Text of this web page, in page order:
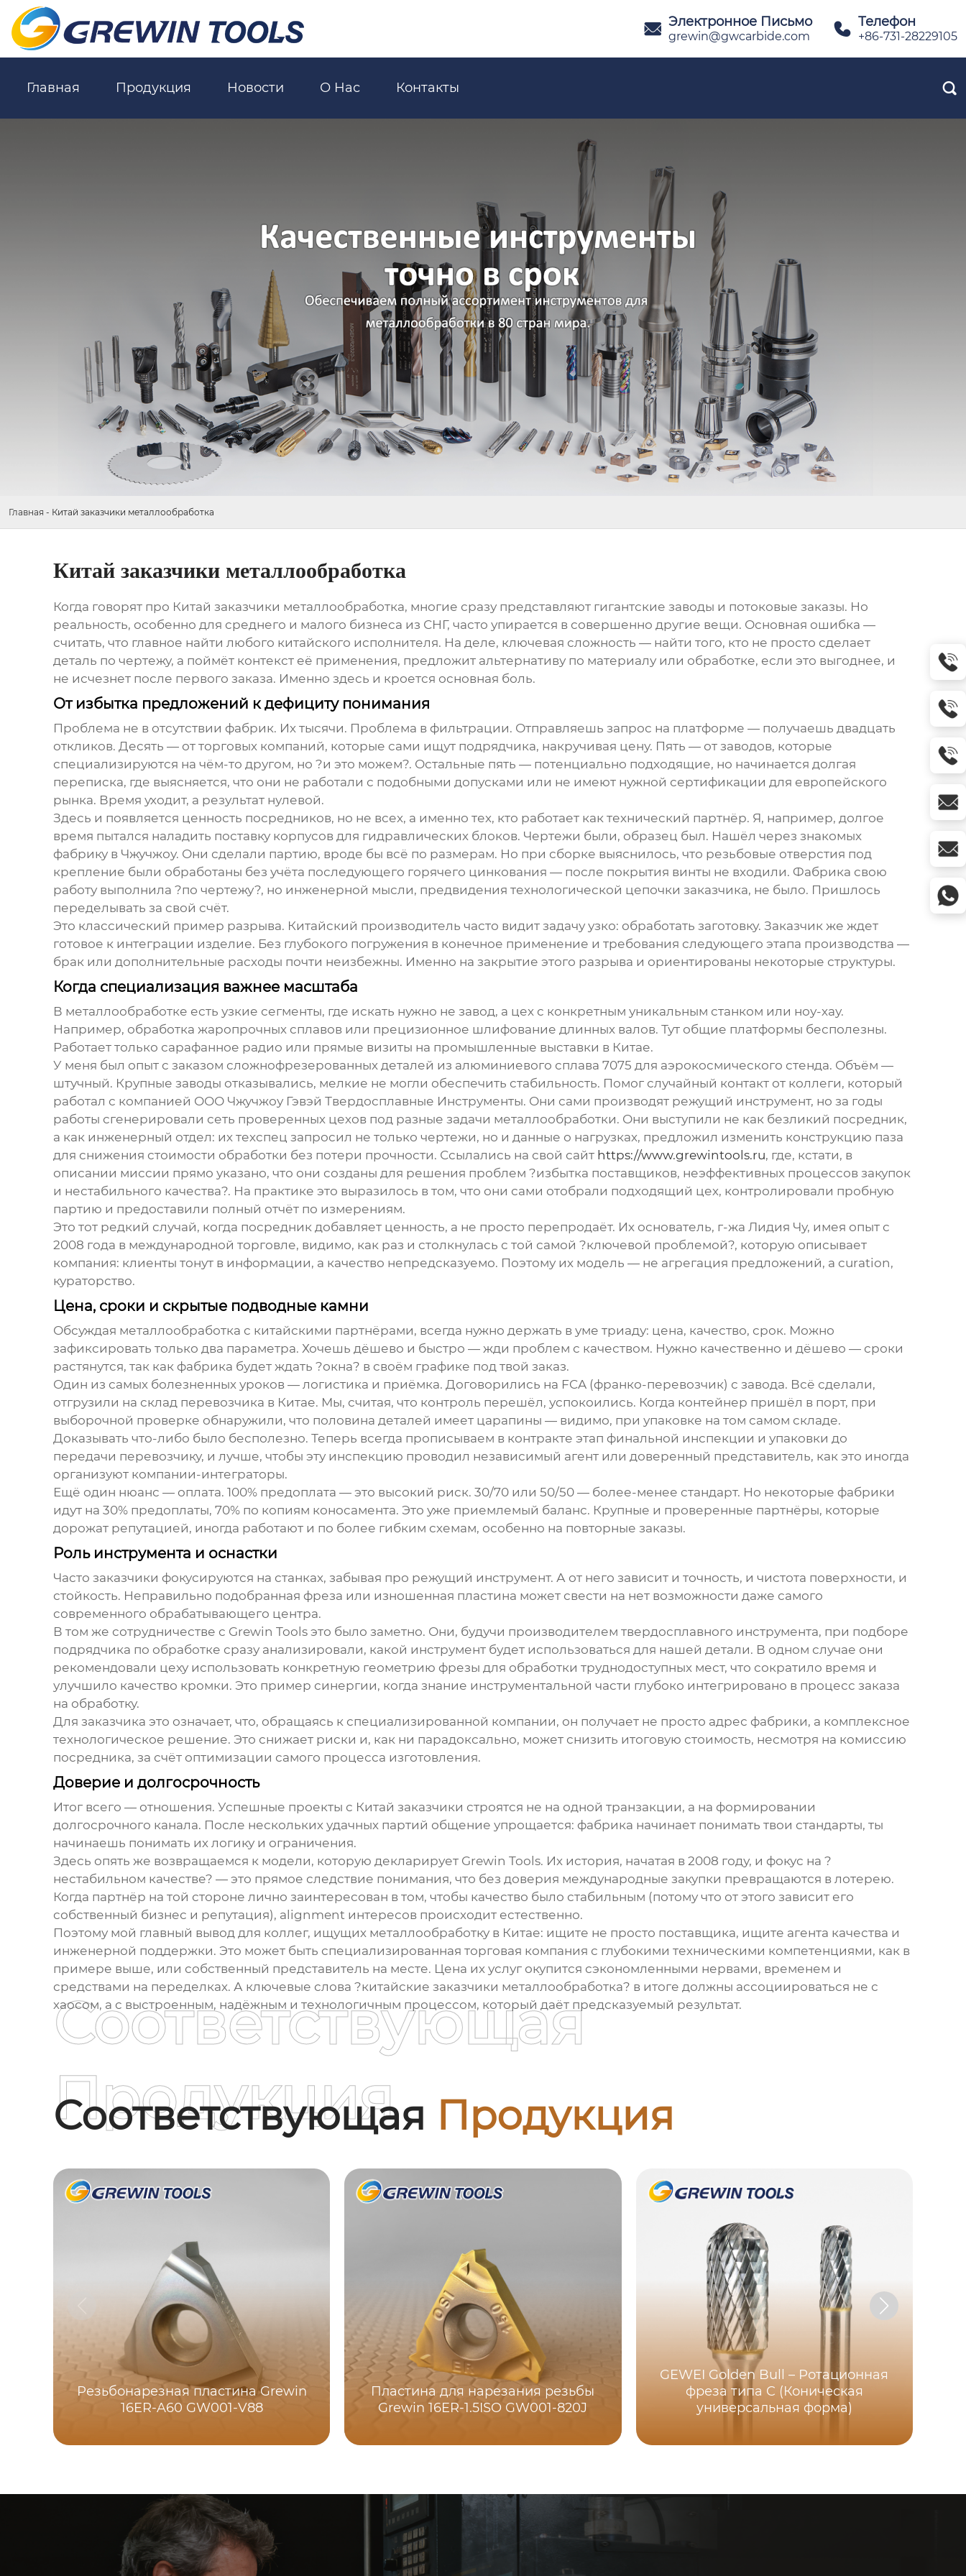
 Электронное Письмо
grewin@gwcarbide.com  Телефон
+86-731-28229105
Главная Продукция Новости О Hас Контакты 
Главная - Китай заказчики металлообработка
Китай заказчики металлообработка
Когда говорят про Китай заказчики металлообработка, многие сразу представляют гигантские заводы и потоковые заказы. Но
реальность, особенно для среднего и малого бизнеса из СНГ, часто упирается в совершенно другие вещи. Основная ошибка —
считать, что главное найти любого китайского исполнителя. На деле, ключевая сложность — найти того, кто не просто сделает
деталь по чертежу, а поймёт контекст её применения, предложит альтернативу по материалу или обработке, если это выгоднее, и
не исчезнет после первого заказа. Именно здесь и кроется основная боль.
От избытка предложений к дефициту понимания
Проблема не в отсутствии фабрик. Их тысячи. Проблема в фильтрации. Отправляешь запрос на платформе — получаешь двадцать
откликов. Десять — от торговых компаний, которые сами ищут подрядчика, накручивая цену. Пять — от заводов, которые
специализируются на чём-то другом, но ?и это можем?. Остальные пять — потенциально подходящие, но начинается долгая
переписка, где выясняется, что они не работали с подобными допусками или не имеют нужной сертификации для европейского
рынка. Время уходит, а результат нулевой.
Здесь и появляется ценность посредников, но не всех, а именно тех, кто работает как технический партнёр. Я, например, долгое
время пытался наладить поставку корпусов для гидравлических блоков. Чертежи были, образец был. Нашёл через знакомых
фабрику в Чжучжоу. Они сделали партию, вроде бы всё по размерам. Но при сборке выяснилось, что резьбовые отверстия под
крепление были обработаны без учёта последующего горячего цинкования — после покрытия винты не входили. Фабрика свою
работу выполнила ?по чертежу?, но инженерной мысли, предвидения технологической цепочки заказчика, не было. Пришлось
переделывать за свой счёт.
Это классический пример разрыва. Китайский производитель часто видит задачу узко: обработать заготовку. Заказчик же ждет
готовое к интеграции изделие. Без глубокого погружения в конечное применение и требования следующего этапа производства —
брак или дополнительные расходы почти неизбежны. Именно на закрытие этого разрыва и ориентированы некоторые структуры.
Когда специализация важнее масштаба
В металлообработке есть узкие сегменты, где искать нужно не завод, а цех с конкретным уникальным станком или ноу-хау.
Например, обработка жаропрочных сплавов или прецизионное шлифование длинных валов. Тут общие платформы бесполезны.
Работает только сарафанное радио или прямые визиты на промышленные выставки в Китае.
У меня был опыт с заказом сложнофрезерованных деталей из алюминиевого сплава 7075 для аэрокосмического стенда. Объём —
штучный. Крупные заводы отказывались, мелкие не могли обеспечить стабильность. Помог случайный контакт от коллеги, который
работал с компанией ООО Чжучжоу Гэвэй Твердосплавные Инструменты. Они сами производят режущий инструмент, но за годы
работы сгенерировали сеть проверенных цехов под разные задачи металлообработки. Они выступили не как безликий посредник,
а как инженерный отдел: их техспец запросил не только чертежи, но и данные о нагрузках, предложил изменить конструкцию паза
для снижения стоимости обработки без потери прочности. Ссылались на свой сайт https://www.grewintools.ru, где, кстати, в
описании миссии прямо указано, что они созданы для решения проблем ?избытка поставщиков, неэффективных процессов закупок
и нестабильного качества?. На практике это выразилось в том, что они сами отобрали подходящий цех, контролировали пробную
партию и предоставили полный отчёт по измерениям.
Это тот редкий случай, когда посредник добавляет ценность, а не просто перепродаёт. Их основатель, г-жа Лидия Чу, имея опыт с
2008 года в международной торговле, видимо, как раз и столкнулась с той самой ?ключевой проблемой?, которую описывает
компания: клиенты тонут в информации, а качество непредсказуемо. Поэтому их модель — не агрегация предложений, а curation,
кураторство.
Цена, сроки и скрытые подводные камни
Обсуждая металлообработка с китайскими партнёрами, всегда нужно держать в уме триаду: цена, качество, срок. Можно
зафиксировать только два параметра. Хочешь дёшево и быстро — жди проблем с качеством. Нужно качественно и дёшево — сроки
растянутся, так как фабрика будет ждать ?окна? в своём графике под твой заказ.
Один из самых болезненных уроков — логистика и приёмка. Договорились на FCA (франко-перевозчик) с завода. Всё сделали,
отгрузили на склад перевозчика в Китае. Мы, считая, что контроль перешёл, успокоились. Когда контейнер пришёл в порт, при
выборочной проверке обнаружили, что половина деталей имеет царапины — видимо, при упаковке на том самом складе.
Доказывать что-либо было бесполезно. Теперь всегда прописываем в контракте этап финальной инспекции и упаковки до
передачи перевозчику, и лучше, чтобы эту инспекцию проводил независимый агент или доверенный представитель, как это иногда
организуют компании-интеграторы.
Ещё один нюанс — оплата. 100% предоплата — это высокий риск. 30/70 или 50/50 — более-менее стандарт. Но некоторые фабрики
идут на 30% предоплаты, 70% по копиям коносамента. Это уже приемлемый баланс. Крупные и проверенные партнёры, которые
дорожат репутацией, иногда работают и по более гибким схемам, особенно на повторные заказы.
Роль инструмента и оснастки
Часто заказчики фокусируются на станках, забывая про режущий инструмент. А от него зависит и точность, и чистота поверхности, и
стойкость. Неправильно подобранная фреза или изношенная пластина может свести на нет возможности даже самого
современного обрабатывающего центра.
В том же сотрудничестве с Grewin Tools это было заметно. Они, будучи производителем твердосплавного инструмента, при подборе
подрядчика по обработке сразу анализировали, какой инструмент будет использоваться для нашей детали. В одном случае они
рекомендовали цеху использовать конкретную геометрию фрезы для обработки труднодоступных мест, что сократило время и
улучшило качество кромки. Это пример синергии, когда знание инструментальной части глубоко интегрировано в процесс заказа
на обработку.
Для заказчика это означает, что, обращаясь к специализированной компании, он получает не просто адрес фабрики, а комплексное
технологическое решение. Это снижает риски и, как ни парадоксально, может снизить итоговую стоимость, несмотря на комиссию
посредника, за счёт оптимизации самого процесса изготовления.
Доверие и долгосрочность
Итог всего — отношения. Успешные проекты с Китай заказчики строятся не на одной транзакции, а на формировании
долгосрочного канала. После нескольких удачных партий общение упрощается: фабрика начинает понимать твои стандарты, ты
начинаешь понимать их логику и ограничения.
Здесь опять же возвращаемся к модели, которую декларирует Grewin Tools. Их история, начатая в 2008 году, и фокус на ?
нестабильном качестве? — это прямое следствие понимания, что без доверия международные закупки превращаются в лотерею.
Когда партнёр на той стороне лично заинтересован в том, чтобы качество было стабильным (потому что от этого зависит его
собственный бизнес и репутация), alignment интересов происходит естественно.
Поэтому мой главный вывод для коллег, ищущих металлообработку в Китае: ищите не просто поставщика, ищите агента качества и
инженерной поддержки. Это может быть специализированная торговая компания с глубокими техническими компетенциями, как в
примере выше, или собственный представитель на месте. Цена их услуг окупится сэкономленными нервами, временем и
средствами на переделках. А ключевые слова ?китайские заказчики металлообработка? в итоге должны ассоциироваться не с
хаосом, а с выстроенным, надёжным и технологичным процессом, который даёт предсказуемый результат.
Соответствующая Продукция
Соответствующая
Продукция
Резьбонарезная пластина Grewin
16ER-A60 GW001-V88
Пластина для нарезания резьбы
Grewin 16ER-1.5ISO GW001-820J
GEWEI Golden Bull – Ротационная
фреза типа C (Коническая
универсальная форма)